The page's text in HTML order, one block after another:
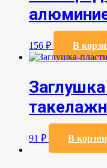
156 ₽ В
91 ₽ В